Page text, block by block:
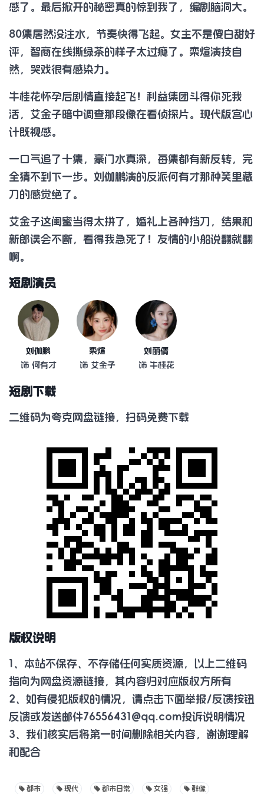
感了。最后掀开的秘密真的惊到我了，编剧脑洞大。
80集居然没注水，节奏快得飞起。女主不是傻白甜好
评，智商在线撕绿茶的样子太过瘾了。栾煊演技自
然，哭戏很有感染力。
牛桂花怀孕后剧情直接起飞！利益集团斗得你死我
活，艾金子暗中调查那段像在看侦探片。现代版宫心
计既视感。
一口气追了十集，豪门水真深，每集都有新反转，完
全猜不到下一步。刘伽鹏演的反派何有才那种笑里藏
刀的感觉绝了。
艾金子这闺蜜当得太拼了，婚礼上各种挡刀，结果和
新郎误会不断，看得我急死了！友情的小船说翻就翻
啊。
短剧演员
刘伽鹏
饰 何有才
栾煊
饰 艾金子
刘丽倩
饰 牛桂花
短剧下载
二维码为夸克网盘链接，扫码免费下载
版权说明
1、本站不保存、不存储任何实质资源，以上二维码
指向为网盘资源链接，其内容归对应版权方所有
2、如有侵犯版权的情况，请点击下面举报/反馈按钮
反馈或发送邮件76556431@qq.com投诉说明情况
3、我们核实后将第一时间删除相关内容，谢谢理解
和配合
都市 现代 都市日常 女强 群像